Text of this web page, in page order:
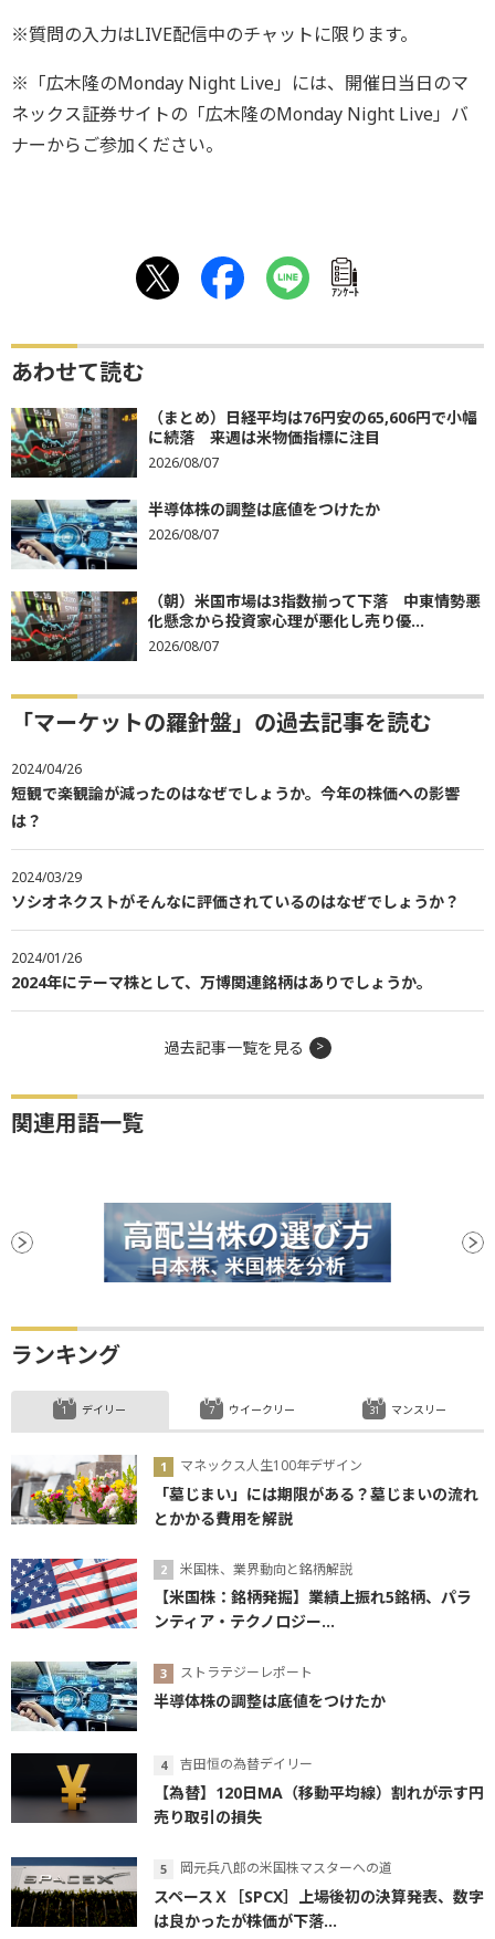
※質問の入力はLIVE配信中のチャットに限ります。
※「広木隆のMonday Night Live」には、開催日当日のマ
ネックス証券サイトの「広木隆のMonday Night Live」バ
ナーからご参加ください。
ｱﾝｹｰﾄ
あわせて読む
（まとめ）日経平均は76円安の65,606円で小幅
に続落 来週は米物価指標に注目
2026/08/07
半導体株の調整は底値をつけたか
2026/08/07
（朝）米国市場は3指数揃って下落 中東情勢悪
化懸念から投資家心理が悪化し売り優...
2026/08/07
「マーケットの羅針盤」の過去記事を読む
2024/04/26
短観で楽観論が減ったのはなぜでしょうか。今年の株価への影響
は？
2024/03/29
ソシオネクストがそんなに評価されているのはなぜでしょうか？
2024/01/26
2024年にテーマ株として、万博関連銘柄はありでしょうか。
過去記事一覧を見る
関連用語一覧
ランキング
デイリー
マネックス人生100年デザイン
「墓じまい」には期限がある？墓じまいの流れ
とかかる費用を解説
米国株、業界動向と銘柄解説
【米国株：銘柄発掘】業績上振れ5銘柄、パラ
ンティア・テクノロジー...
ストラテジーレポート
半導体株の調整は底値をつけたか
吉田恒の為替デイリー
【為替】120日MA（移動平均線）割れが示す円
売り取引の損失
岡元兵八郎の米国株マスターへの道
スペースＸ［SPCX］上場後初の決算発表、数字
は良かったが株価が下落...
ウイークリー マンスリー